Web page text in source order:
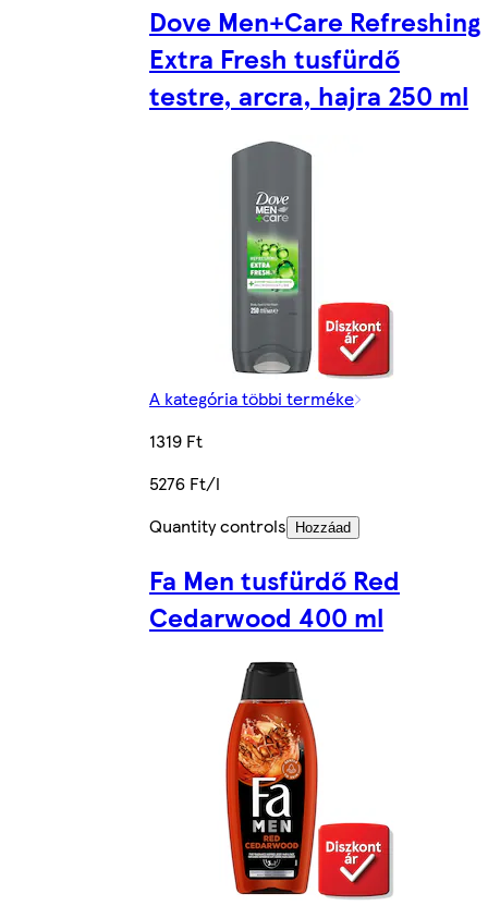
Dove Men+Care Refreshing
Extra Fresh tusfürdő
testre, arcra, hajra 250 ml
A kategória többi terméke
1319 Ft
5276 Ft/l
Quantity controls
Hozzáad
Fa Men tusfürdő Red
Cedarwood 400 ml